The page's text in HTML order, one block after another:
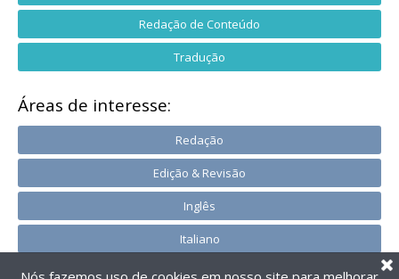
Redação de Conteúdo
Tradução
Áreas de interesse:
Redação
Edição & Revisão
Inglês
Italiano